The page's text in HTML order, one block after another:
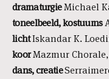
dramaturgieMichael
toneelbeeld, kostuums
lichtIskandar K.
koorMazmur
dans, creatie